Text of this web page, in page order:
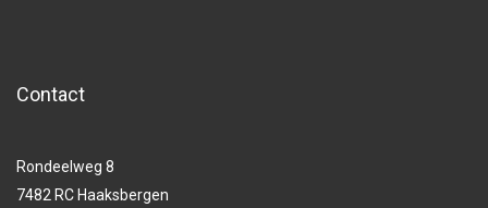
Contact
Rondeelweg 8
7482 RC Haaksbergen